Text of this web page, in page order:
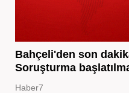
Bahçeli'den son
Soruşturma
Haber7